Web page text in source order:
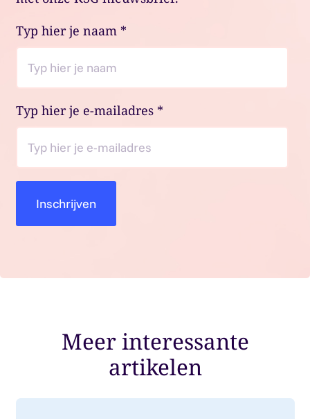
Typ hier je naam *
Typ hier je e-mailadres *
Meer interessante
artikelen